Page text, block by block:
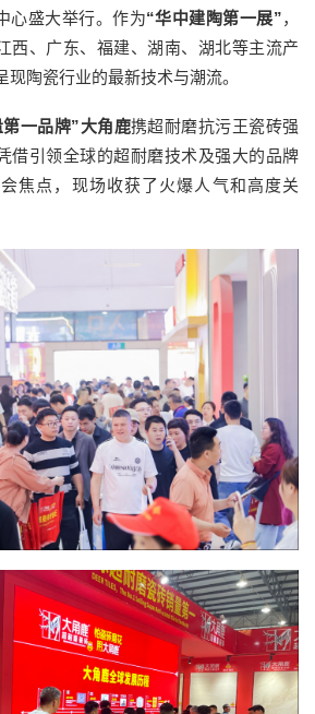
心盛大举行。作为“华中建陶第一展”，
西、广东、福建、湖南、湖北等主流产
现陶瓷行业的最新技术与潮流。
一品牌”大角鹿携超耐磨抗污王瓷砖强
借引领全球的超耐磨技术及强大的品牌
焦点，现场收获了火爆人气和高度关